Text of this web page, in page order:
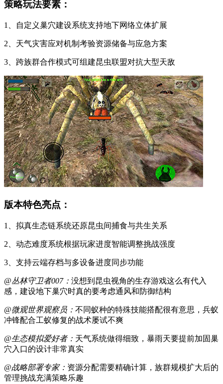
策略玩法要素：
1、自定义巢穴建设系统支持地下网络立体扩展
2、天气灾害应对机制考验资源储备与应急方案
3、跨族群合作模式可组建昆虫联盟对抗大型天敌
版本特色亮点：
1、拟真生态链系统还原昆虫间捕食与共生关系
2、动态难度系统根据玩家进度智能调整挑战强度
3、支持云端存档与多设备进度同步功能
@丛林守卫者007： 没想到昆虫视角的生存游戏这么有代入
感，建设地下巢穴时真的要考虑通风和防御结构
@微观世界观察员： 不同蚁种的特殊技能搭配很有意思，兵蚁
冲锋配合工蚁修复的战术屡试不爽
@生态模拟爱好者： 天气系统做得细致，暴雨天要提前加固巢
穴入口的设计非常真实
@战略部署专家： 资源分配需要精确计算，族群规模扩大后的
管理挑战充满策略乐趣